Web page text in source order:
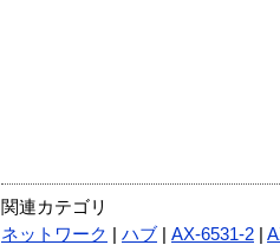
関連カテゴリ
ネットワーク
ハブ AX-6531-2